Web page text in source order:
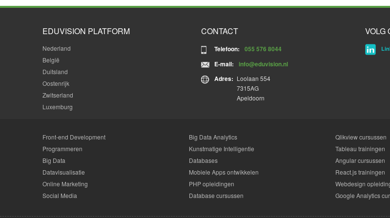
EDUVISION PLATFORM
Nederland
België
Duitsland
Oostenrijk
Zwitserland
Luxemburg
CONTACT
Telefoon:
055 576 8044
E-mail:
info@eduvision.nl
Adres: Loolaan 554
7315AG
Apeldoorn
VOLG
Front-end Development
Programmeren
Big Data
Datavisualisatie
Online Marketing
Social Media
Big Data Analytics
Kunstmatige Intelligentie
Databases
Mobiele Apps ontwikkelen
PHP opleidingen
Database cursussen
Qlikview cursussen
Tableau trainingen
Angular cursussen
React.js trainingen
Webdesign
Google Analytics